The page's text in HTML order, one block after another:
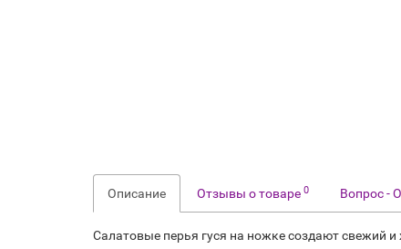
Описание Отзывы о товаре 0 Вопрос -
Салатовые перья гуся на ножке создают свежий